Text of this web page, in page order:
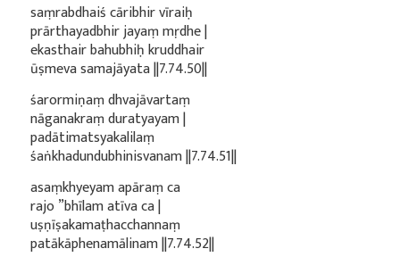
saṃrabdhaiś cāribhir vīraiḥ
prārthayadbhir jayaṃ mṛdhe |
ekasthair bahubhiḥ kruddhair
ūṣmeva samajāyata ||7.74.50||
śarormiṇaṃ dhvajāvartaṃ
nāganakraṃ duratyayam |
padātimatsyakalilaṃ
śaṅkhadundubhinisvanam ||7.74.51||
asaṃkhyeyam apāraṃ ca
rajo ”bhīlam atīva ca |
uṣṇīṣakamaṭhacchannaṃ
patākāphenamālinam ||7.74.52||